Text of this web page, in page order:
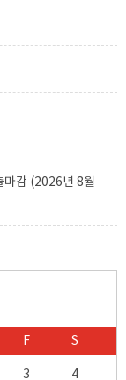
마감 (2026년 8월
F S
3 4